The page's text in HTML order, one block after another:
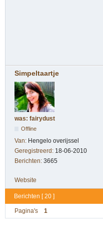
Simpeltaartje
was: fairydust
Offline
Van: Hengelo overijssel
Geregistreerd: 18-06-2010
Berichten: 3665
Website
Berichten [ 20 ]
Pagina's 1